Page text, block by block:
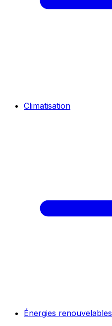
Climatisation
Énergies renouvelables